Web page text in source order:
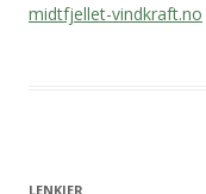
midtfjellet-vindkraft.no
LENKJER